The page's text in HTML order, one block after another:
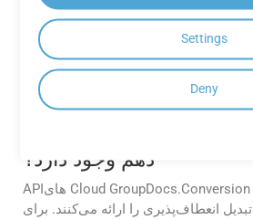
و ذخیره خروجی را بدون آپلودهای میانی
در تعداد تبدیل هایی که می
توانم با استفاده از APIهای
دهم وجود دارد؟
APIهای Cloud GroupDocs.Conversion بر اساس طرح اشتراک
انعطاف‌پذیری را ارائه می‌کنند. برای
Settings
Deny